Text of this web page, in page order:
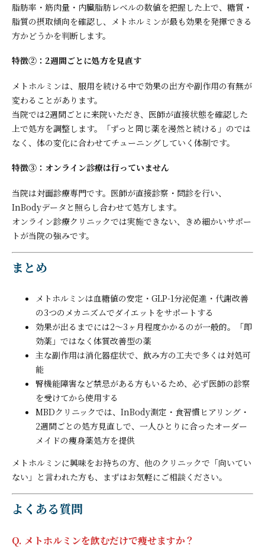
脂肪率・筋肉量・内臓脂肪レベルの数値を把握した上で、糖質・
脂質の摂取傾向を確認し、メトホルミンが最も効果を発揮できる
方かどうかを判断します。
特徴②：2週間ごとに処方を見直す
メトホルミンは、服用を続ける中で効果の出方や副作用の有無が
変わることがあります。
当院では2週間ごとに来院いただき、医師が直接状態を確認した
上で処方を調整します。「ずっと同じ薬を漫然と続ける」のでは
なく、体の変化に合わせてチューニングしていく体制です。
特徴③：オンライン診療は行っていません
当院は対面診療専門です。医師が直接診察・問診を行い、
InBodyデータと照らし合わせて処方します。
オンライン診療クリニックでは実施できない、きめ細かいサポー
トが当院の強みです。
まとめ
メトホルミンは血糖値の安定・GLP-1分泌促進・代謝改善
の3つのメカニズムでダイエットをサポートする
効果が出るまでには2〜3ヶ月程度かかるのが一般的。「即
効薬」ではなく体質改善型の薬
主な副作用は消化器症状で、飲み方の工夫で多くは対処可
能
腎機能障害など禁忌がある方もいるため、必ず医師の診察
を受けてから使用する
MBDクリニックでは、InBody測定・食習慣ヒアリング・
2週間ごとの処方見直しで、一人ひとりに合ったオーダー
メイドの痩身薬処方を提供
メトホルミンに興味をお持ちの方、他のクリニックで「向いてい
ない」と言われた方も、まずはお気軽にご相談ください。
よくある質問
Q. メトホルミンを飲むだけで痩せますか？